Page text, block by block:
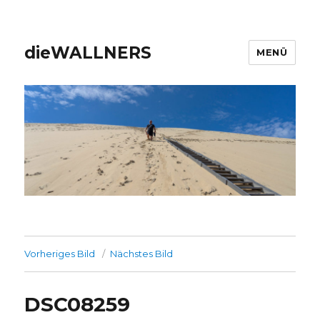
dieWALLNERS MENÜ
Vorheriges Bild Nächstes Bild
DSC08259